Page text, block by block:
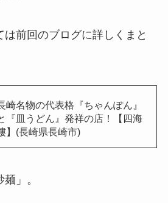
前回のブログに詳しくまと
崎名物の代表格『ちゃんぽん』
『皿うどん』発祥の店！【四海
】(長崎県長崎市)
」。